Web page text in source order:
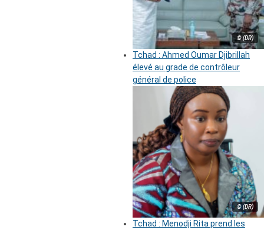
© (DR)
Tchad : Ahmed Oumar Djibrillah
élevé au grade de contrôleur
général de police
© (DR)
Tchad : Menodji Rita prend les